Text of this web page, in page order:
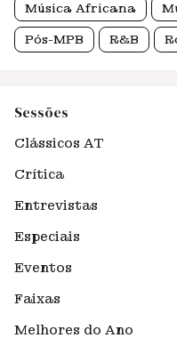
Música Africana
Pós-MPB R&B
Sessões
Clássicos AT
Crítica
Entrevistas
Especiais
Eventos
Faixas
Melhores do Ano